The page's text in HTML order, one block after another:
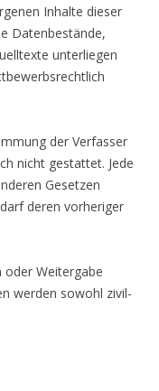
Inhalte dieser
Datenbestände,
unterliegen
der Verfasser
nicht gestattet. Jede
Gesetzen
deren vorheriger
oder Weitergabe
werden sowohl zivil-